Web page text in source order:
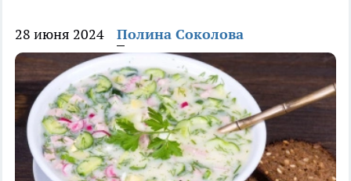
28 июня 2024 Полина Соколова